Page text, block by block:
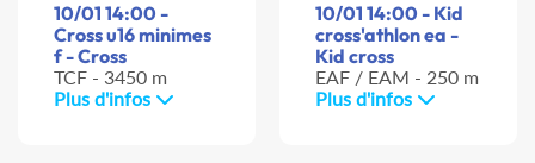
10/01 14:00 -
Cross u16 minimes
f - Cross
TCF - 3450 m
Plus d'infos
10/01 14:00 - Kid
cross'athlon ea -
Kid cross
EAF / EAM - 250 m
Plus d'infos